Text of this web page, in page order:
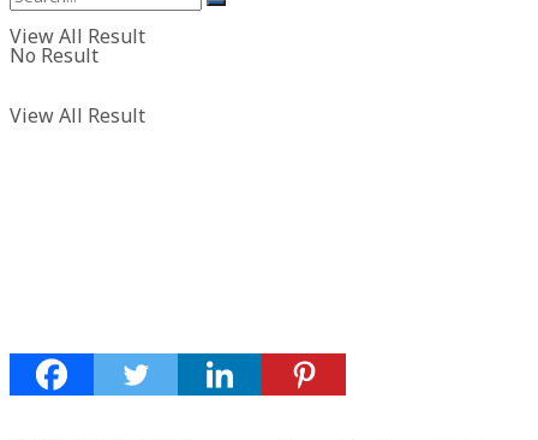
View All Result
No Result
View All Result